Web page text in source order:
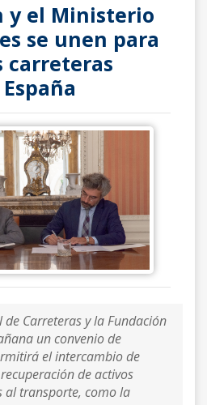
y el Ministerio
se unen para
carreteras
de Carreteras y la Fundación
un convenio de
el intercambio de
de activos
al transporte, como la